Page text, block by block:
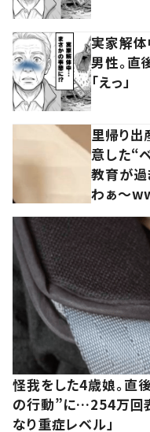
実家解
男性。直
「えっ」
里帰り
意した“
教育が過
わぁ～
怪我をした4歳娘。直
の行動”に…254万回表
なり重症レベル」